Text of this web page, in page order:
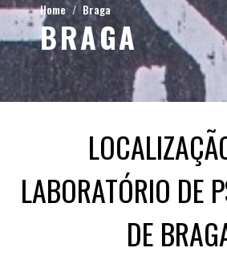
Home Braga
BRAGA
LABORATÓRIO DE
DE